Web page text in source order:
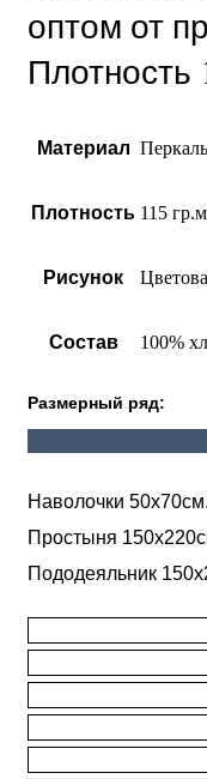
оптом от
Плотность
Материал Перкаль
Плотность 115
Рисунок
Состав 100%
Размерный ряд:
Наволочки
Простыня
Пододеяльник